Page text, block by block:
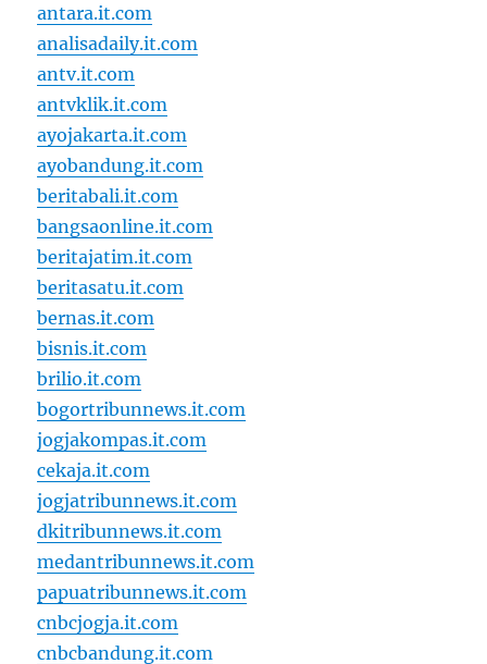
antara.it.com
analisadaily.it.com
antv.it.com
antvklik.it.com
ayojakarta.it.com
ayobandung.it.com
beritabali.it.com
bangsaonline.it.com
beritajatim.it.com
beritasatu.it.com
bernas.it.com
bisnis.it.com
brilio.it.com
bogortribunnews.it.com
jogjakompas.it.com
cekaja.it.com
jogjatribunnews.it.com
dkitribunnews.it.com
medantribunnews.it.com
papuatribunnews.it.com
cnbcjogja.it.com
cnbcbandung.it.com